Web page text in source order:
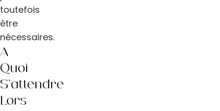
toutefois
être
nécessaires.
À
Quoi
S’attendre
Lors